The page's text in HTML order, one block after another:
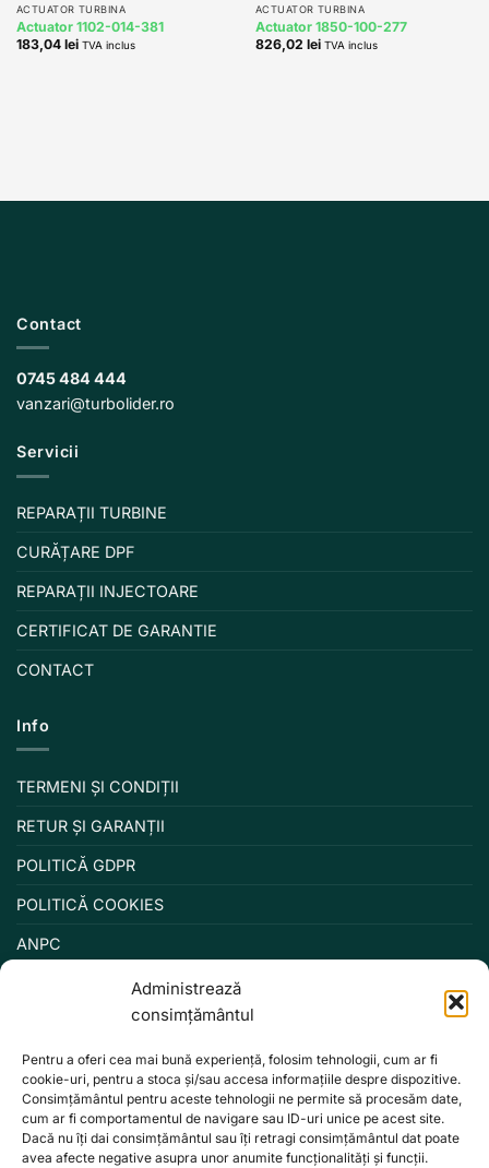
Administrează
consimțământul
Pentru a oferi cea mai bună experiență, folosim tehnologii, cum ar fi
cookie-uri, pentru a stoca și/sau accesa informațiile despre dispozitive.
Consimțământul pentru aceste tehnologii ne permite să procesăm date,
cum ar fi comportamentul de navigare sau ID-uri unice pe acest site.
Dacă nu îți dai consimțământul sau îți retragi consimțământul dat poate
avea afecte negative asupra unor anumite funcționalități și funcții.
ACTUATOR TURBINA
Actuator 1102-014-381
183,04 lei TVA inclus
ACTUATOR TURBINA
Actuator 1850-100-277
826,02 lei TVA inclus
Contact
0745 484 444
vanzari@turbolider.ro
Servicii
REPARAȚII TURBINE
CURĂȚARE DPF
REPARAȚII INJECTOARE
CERTIFICAT DE GARANTIE
CONTACT
Info
TERMENI ȘI CONDIȚII
RETUR ȘI GARANȚII
POLITICĂ GDPR
POLITICĂ COOKIES
ANPC